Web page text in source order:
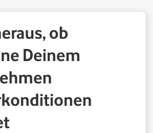
ob
Deinem